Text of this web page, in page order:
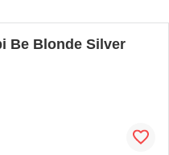
Be Blonde Silver